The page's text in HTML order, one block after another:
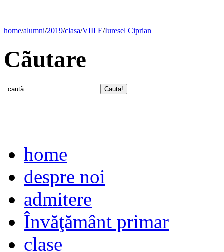
home/alumni/2019/clasa/VIII E/Iuresel Ciprian
Cãutare
home
despre noi
admitere
Învăţământ primar
clase